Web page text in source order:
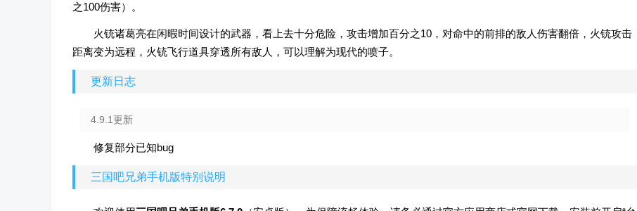
之100伤害）。
火铳诸葛亮在闲暇时间设计的武器，看上去十分危险，攻击增加百分之10，对命中的前排的敌人伤害翻倍，火铳攻击
距离变为远程，火铳飞行道具穿透所有敌人，可以理解为现代的喷子。
更新日志
4.9.1更新
修复部分已知bug
三国吧兄弟手机版特别说明